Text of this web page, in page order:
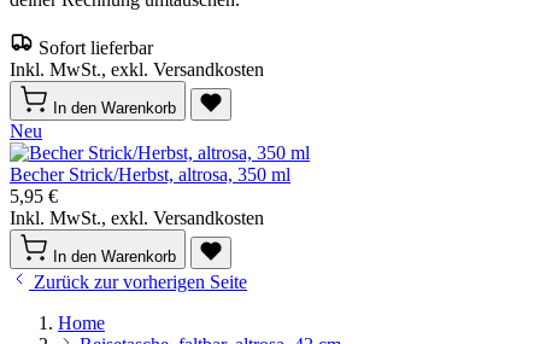
Sofort lieferbar
Inkl. MwSt., exkl. Versandkosten
In den Warenkorb
Neu
Becher Strick/Herbst, altrosa, 350 ml
5,95 €
Inkl. MwSt., exkl. Versandkosten
In den Warenkorb
Zurück zur vorherigen Seite
Home